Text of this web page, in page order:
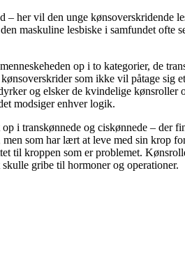
her vil den unge kønsoverskridende
maskuline lesbiske i samfundet
op i to kategorier, de
som ikke vil påtage
og elsker de kvindelige
modsiger enhver logik.
i transkønnede og ciskønnede – der
som har lært at leve med sin krop
kroppen som er problemet.
gribe til hormoner og operationer.